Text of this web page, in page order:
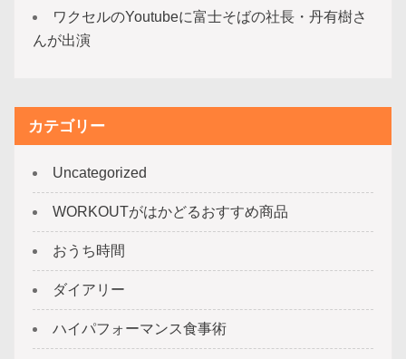
ワクセルのYoutubeに富士そばの社長・丹有樹さ
んが出演
カテゴリー
Uncategorized
WORKOUTがはかどるおすすめ商品
おうち時間
ダイアリー
ハイパフォーマンス食事術